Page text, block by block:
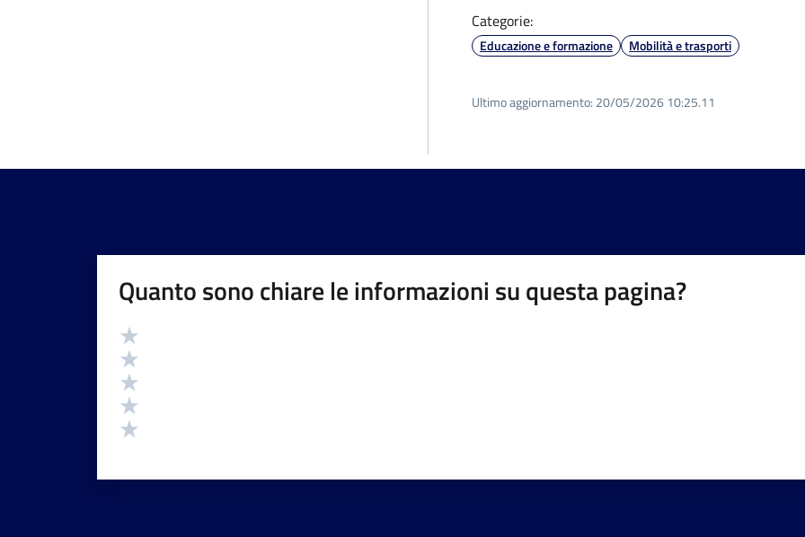
Categorie:
Educazione e formazione Mobilità e trasporti
Ultimo aggiornamento: 20/05/2026 10:25.11
Quanto sono chiare le informazioni su questa pagina?
Valutazione